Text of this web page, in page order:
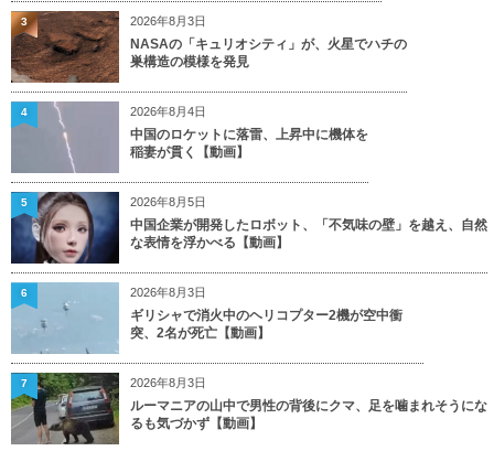
2026年8月3日
NASAの「キュリオシティ」が、火星でハチの
巣構造の模様を発見
3
2026年8月4日
中国のロケットに落雷、上昇中に機体を
稲妻が貫く【動画】
4
2026年8月5日
中国企業が開発したロボット、「不気味の壁」を越え、自然
な表情を浮かべる【動画】
5
2026年8月3日
ギリシャで消火中のヘリコプター2機が空中衝
突、2名が死亡【動画】
6
2026年8月3日
ルーマニアの山中で男性の背後にクマ、足を噛まれそうにな
るも気づかず【動画】
7